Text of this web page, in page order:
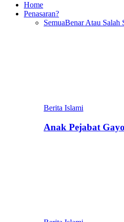
Home
Penasaran?
SemuaBenar Atau Salah
Berita Islami
Anak Pejabat